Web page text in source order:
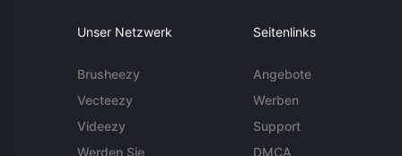
Unser Netzwerk
Brusheezy
Vecteezy
Videezy
Werden Sie
Seitenlinks
Angebote
Werben
Support
DMCA